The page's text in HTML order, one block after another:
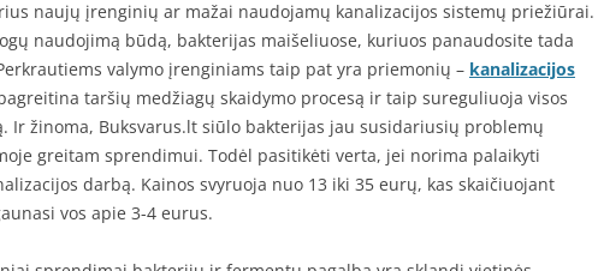
naujų įrenginių ar mažai naudojamų kanalizacijos sistemų priežiūrai.
naudojimą būdą, bakterijas maišeliuose, kuriuos panaudosite tada
valymo įrenginiams taip pat yra priemonių – kanalizacijos
taršių medžiagų skaidymo procesą ir taip sureguliuoja visos
Ir žinoma, Buksvarus.lt siūlo bakterijas jau susidariusių problemų
greitam sprendimui. Todėl pasitikėti verta, jei norima palaikyti
darbą. Kainos svyruoja nuo 13 iki 35 eurų, kas skaičiuojant
vos apie 3-4 eurus.